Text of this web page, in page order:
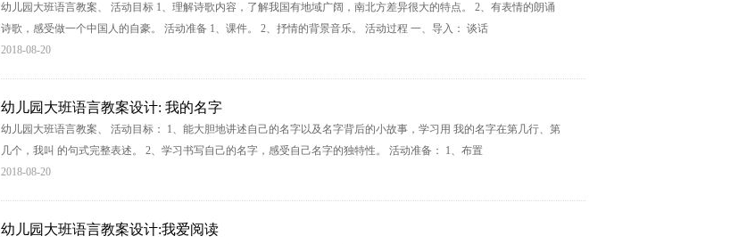
幼儿园大班语言教案、 活动目标 1、理解诗歌内容，了解我国有地域广阔，南北方差异很大的特点。 2、有表情的朗诵
诗歌，感受做一个中国人的自豪。 活动准备 1、课件。 2、抒情的背景音乐。 活动过程 一、导入： 谈话
2018-08-20
幼儿园大班语言教案设计: 我的名字
幼儿园大班语言教案、 活动目标： 1、能大胆地讲述自己的名字以及名字背后的小故事，学习用 我的名字在第几行、第
几个，我叫 的句式完整表述。 2、学习书写自己的名字，感受自己名字的独特性。 活动准备： 1、布置
2018-08-20
幼儿园大班语言教案设计:我爱阅读